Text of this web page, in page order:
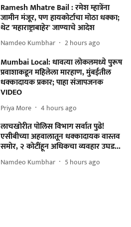
Ramesh Mhatre Bail : रमेश म्हात्रेंना
जामीन मंजूर, पण हायकोर्टाचा मोठा धक्का;
थेट 'महाराष्ट्राबाहेर' जाण्याचे आदेश
Namdeo Kumbhar 2 hours ago
Mumbai Local: धावत्या लोकलमध्ये पुरूष
प्रवाशाकडून महिलेला मारहाण, मुंबईतील
धक्कादायक प्रकार; पाहा संजापजनक
VIDEO
Priya More 4 hours ago
लाचखोरीत पोलिस विभाग सर्वात पुढे!
एसीबीच्या अहवालातून धक्कादायक वास्तव
समोर, २ कोटींहून अधिकचा व्यवहार उघड...
Namdeo Kumbhar 5 hours ago